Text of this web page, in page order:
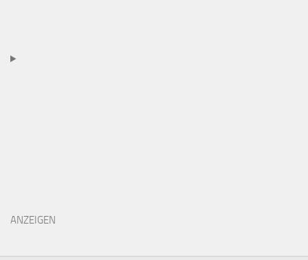
ANZEIGEN